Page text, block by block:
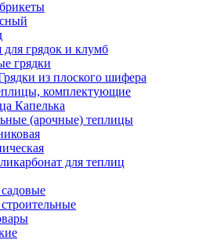
грядок и клумб
грядки
из плоского шифера
комплектующие
Капелька
(арочные) теплицы
для теплиц